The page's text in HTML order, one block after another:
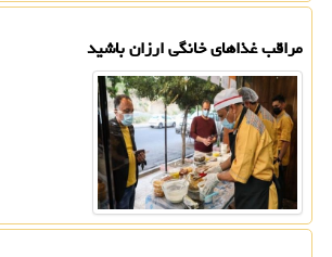
مراقب غذاهای خانگی ارزان باشید